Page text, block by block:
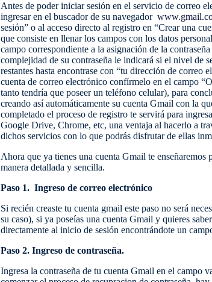
Antes de poder iniciar sesión en el servicio de correo
ingresar en el buscador de su navegador
sesión” o al acceso directo al registro en “Crear una
que consiste en llenar los campos con los datos
campo correspondiente a la asignación de la
complejidad de su contraseña le indicará si el nivel de
restantes hasta encontrase con “tu dirección de correo
cuenta de correo electrónico confírmelo en el campo
tanto tendría que poseer un teléfono celular), para
creando así automáticamente su cuenta Gmail con la
completado el proceso de registro te servirá para
Google Drive, Chrome, etc, una ventaja al hacerlo a
dichos servicios con lo que podrás disfrutar de ellas
Ahora que ya tienes una cuenta Gmail te
manera detallada y sencilla.
Paso 1. Ingreso de correo electrónico
Si recién creaste tu cuenta gmail este paso no será
su caso), si ya poseías una cuenta Gmail y quieres
directamente al inicio de sesión encontrándote un
Paso 2. Ingreso de contraseña.
Ingresa la contraseña de tu cuenta Gmail en el campo